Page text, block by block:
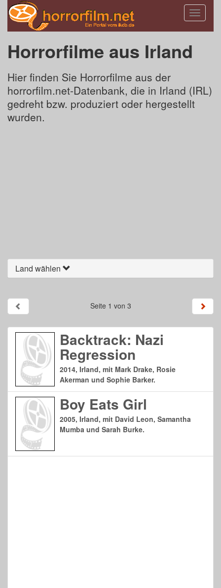
Toggle
Horrorfilme aus Irland
Hier finden Sie Horrorfilme aus der
horrorfilm.net-Datenbank, die in Irland (IRL)
gedreht bzw. produziert oder hergestellt
wurden.
Land wählen
Seite 1 von 3
Backtrack: Nazi
Regression
2014, Irland, mit Mark Drake, Rosie
Akerman und Sophie Barker.
Boy Eats Girl
2005, Irland, mit David Leon, Samantha
Mumba und Sarah Burke.